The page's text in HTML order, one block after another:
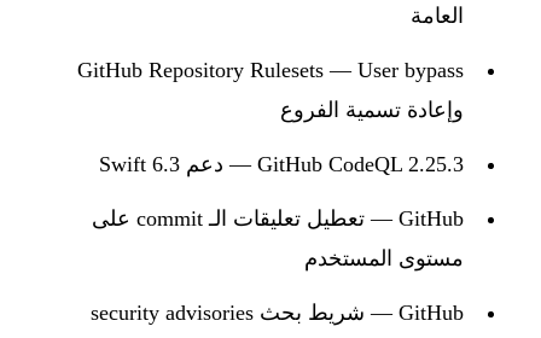
العامة
GitHub Repository Rulesets — User bypass
وإعادة تسمية الفروع
GitHub CodeQL 2.25.3 — دعم Swift 6.3
GitHub — تعطيل تعليقات الـ commit على
مستوى المستخدم
GitHub — شريط بحث security advisories